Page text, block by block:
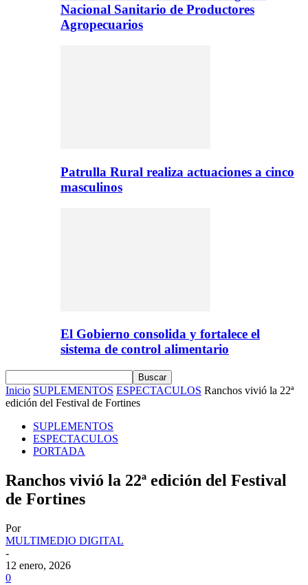
Nacional Sanitario de Productores
Agropecuarios
Patrulla Rural realiza actuaciones a cinco
masculinos
El Gobierno consolida y fortalece el
sistema de control alimentario
Inicio SUPLEMENTOS ESPECTACULOS Ranchos vivió la 22ª
edición del Festival de Fortines
SUPLEMENTOS
ESPECTACULOS
PORTADA
Ranchos vivió la 22ª edición del Festival
de Fortines
Por
MULTIMEDIO DIGITAL
-
12 enero, 2026
0